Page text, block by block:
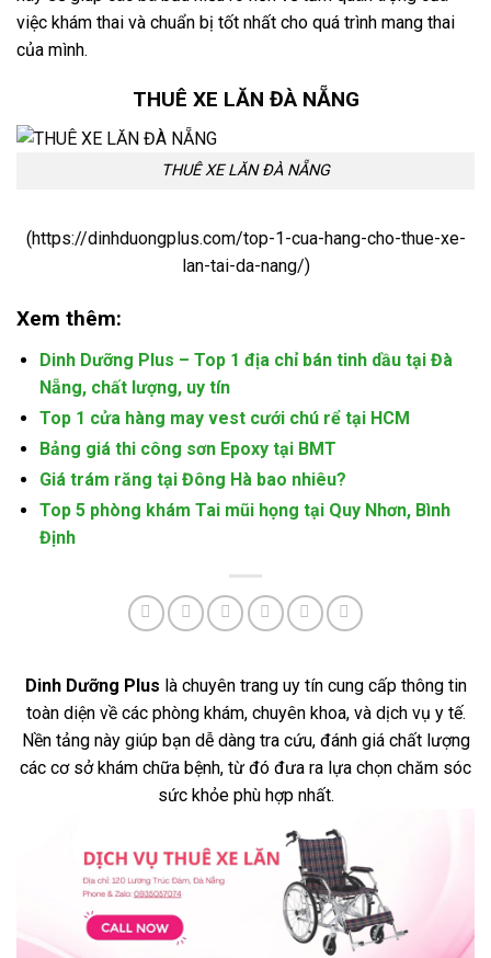
việc khám thai và chuẩn bị tốt nhất cho quá trình mang thai
của mình.
THUÊ XE LĂN ĐÀ NẴNG
THUÊ XE LĂN ĐÀ NẴNG
(https://dinhduongplus.com/top-1-cua-hang-cho-thue-xe-
lan-tai-da-nang/)
Xem thêm:
Dinh Dưỡng Plus – Top 1 địa chỉ bán tinh dầu tại Đà
Nẵng, chất lượng, uy tín
Top 1 cửa hàng may vest cưới chú rể tại HCM
Bảng giá thi công sơn Epoxy tại BMT
Giá trám răng tại Đông Hà bao nhiêu?
Top 5 phòng khám Tai mũi họng tại Quy Nhơn, Bình
Định
Dinh Dưỡng Plus là chuyên trang uy tín cung cấp thông tin
toàn diện về các phòng khám, chuyên khoa, và dịch vụ y tế.
Nền tảng này giúp bạn dễ dàng tra cứu, đánh giá chất lượng
các cơ sở khám chữa bệnh, từ đó đưa ra lựa chọn chăm sóc
sức khỏe phù hợp nhất.